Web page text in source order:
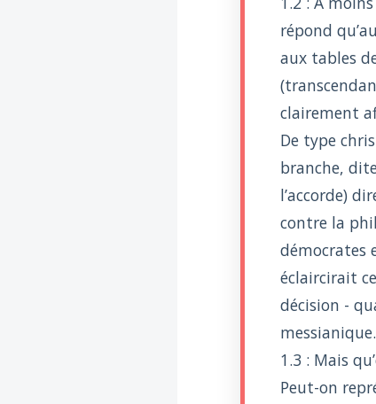
répond
aux tables
clairement
De type
branche,
l’accorde)
contre la
démocrates
éclaircirait
décision -
messianique.
1.3 : Mais
Peut-on